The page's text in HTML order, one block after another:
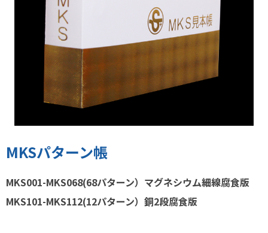
MKSパターン帳
MKS001-MKS068(68パターン）マグネシウム細線腐食版
MKS101-MKS112(12パターン）銅2段腐食版